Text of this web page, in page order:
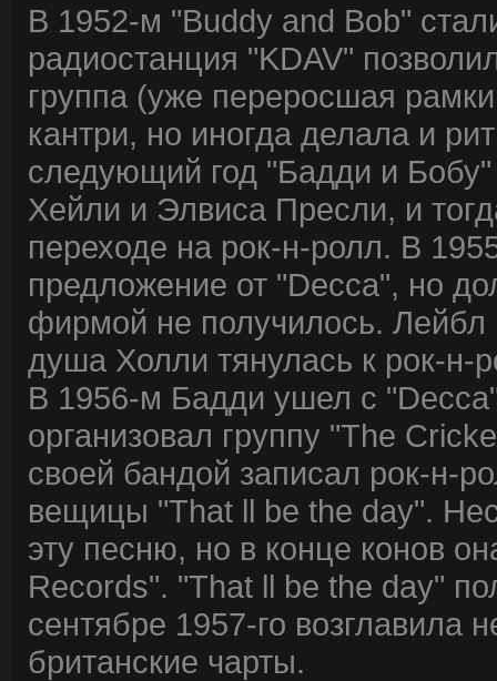
В 1952-м "Buddy and Bob"
радиостанция "KDAV"
группа (уже переросшая
кантри, но иногда делала и
следующий год "Бадди и
Хейли и Элвиса Пресли, и
переходе на рок-н-ролл. В
предложение от "Decca", но
фирмой не получилось. Лейбл
душа Холли тянулась к рок-н-
В 1956-м Бадди ушел с
организовал группу "The
своей бандой записал рок-н-
вещицы "That ll be the day".
эту песню, но в конце конов
Records". "That ll be the day"
сентябре 1957-го возглавила
британские чарты.